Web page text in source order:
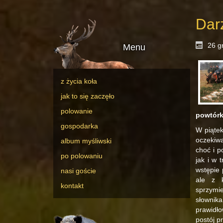
Menu
z życia koła
jak to się zaczęło
polowanie
gospodarka
album myśliwski
po polowaniu
nasi goście
kontakt
26
W
choć i
jak i w
wstępie
ale z
postój